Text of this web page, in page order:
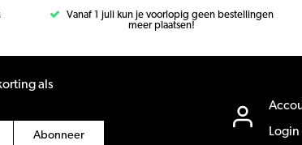
Vanaf 1 juli kun je voorlopig geen bestellingen
meer plaatsen!
als
Abonneer